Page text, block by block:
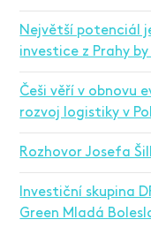
Největší potenciál
investice z Prahy
Češi věří v obnovu
rozvoj logistiky v
Rozhovor Josefa
Investiční skupina
Green Mladá